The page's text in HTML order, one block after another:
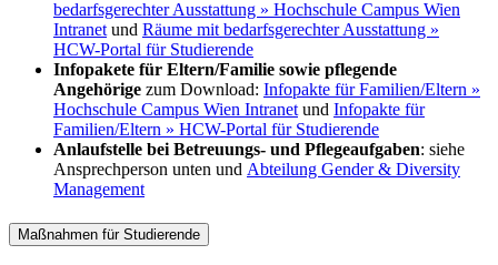
bedarfsgerechter Ausstattung » Hochschule Campus Wien
Intranet und Räume mit bedarfsgerechter Ausstattung »
HCW-Portal für Studierende
Infopakete für Eltern/Familie sowie pflegende
Angehörige zum Download: Infopakte für Familien/Eltern »
Hochschule Campus Wien Intranet und Infopakte für
Familien/Eltern » HCW-Portal für Studierende
Anlaufstelle bei Betreuungs- und Pflegeaufgaben: siehe
Ansprechperson unten und Abteilung Gender & Diversity
Management
Maßnahmen für Studierende